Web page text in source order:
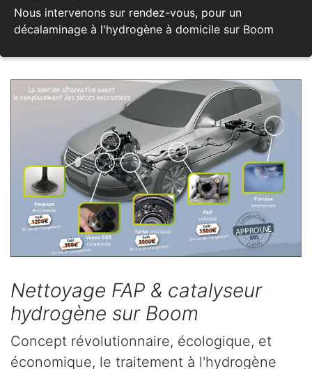
Nous intervenons sur rendez-vous, pour un
décalaminage à l'hydrogène à domicile sur Boom
Nettoyage FAP & catalyseur
hydrogène sur Boom
Concept révolutionnaire, écologique, et
économique, le traitement à l'hydrogène